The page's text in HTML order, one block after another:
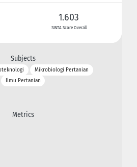
1.603
SINTA Score Overall
Subjects
Mikrobiologi Pertanian
Ilmu Pertanian
Metrics